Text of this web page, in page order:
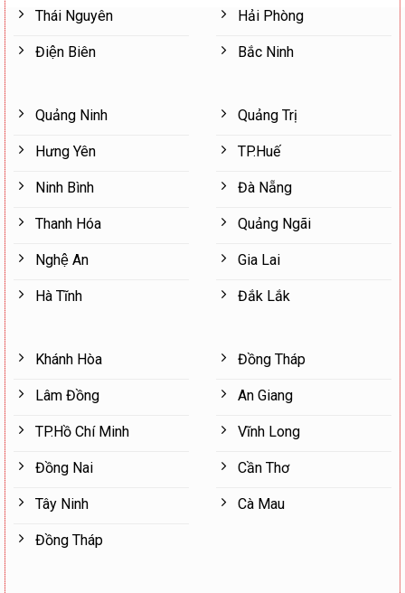
Thái Nguyên
Điện Biên
Hải Phòng
Bắc Ninh
Quảng Ninh
Hưng Yên
Ninh Bình
Thanh Hóa
Nghệ An
Hà Tĩnh
Quảng Trị
TP.Huế
Đà Nẵng
Quảng Ngãi
Gia Lai
Đắk Lắk
Khánh Hòa
Lâm Đồng
TP.Hồ Chí Minh
Đồng Nai
Tây Ninh
Đồng Tháp
Đồng Tháp
An Giang
Vĩnh Long
Cần Thơ
Cà Mau